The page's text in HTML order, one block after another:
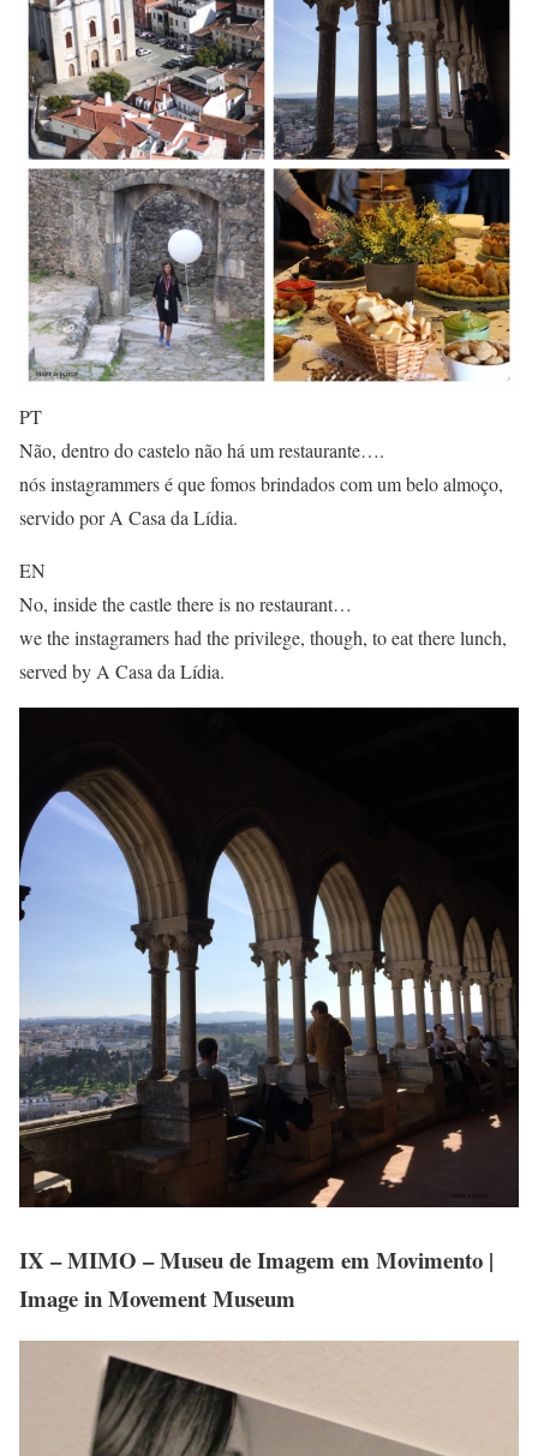
PT
Não, dentro do castelo não há um restaurante….
nós instagrammers é que fomos brindados com um belo almoço,
servido por A Casa da Lídia.
EN
No, inside the castle there is no restaurant…
we the instagramers had the privilege, though, to eat there lunch,
served by A Casa da Lídia.
IX – MIMO – Museu de Imagem em Movimento |
Image in Movement Museum